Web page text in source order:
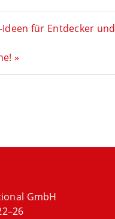
für Entdecker und
»
GmbH